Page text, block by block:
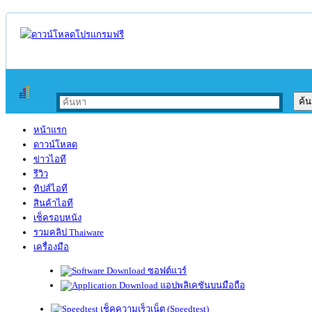
หน้าแรก
ดาวน์โหลด
ข่าวไอที
รีวิว
ทิปส์ไอที
สินค้าไอที
เช็ครอบหนัง
รวมคลิป Thaiware
เครื่องมือ
ซอฟต์แวร์
แอปพลิเคชันบนมือถือ
เช็คความเร็วเน็ต (Speedtest)